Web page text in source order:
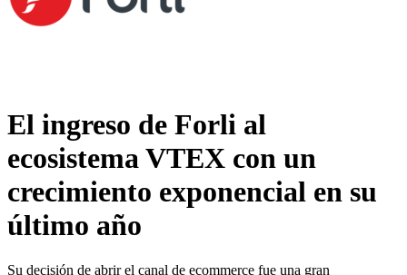
El ingreso de Forli al
ecosistema VTEX con un
crecimiento exponencial en su
último año
Su decisión de abrir el canal de ecommerce fue una gran